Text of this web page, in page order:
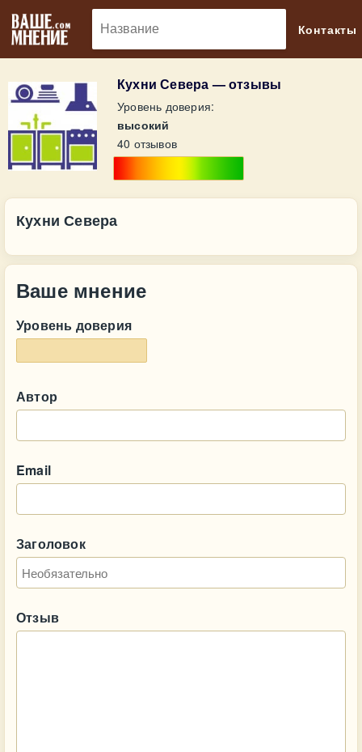
Контакты
Кухни Севера — отзывы
Уровень доверия:
высокий
40 отзывов
Кухни Севера
Ваше мнение
Уровень доверия
Автор
Email
Заголовок
Отзыв